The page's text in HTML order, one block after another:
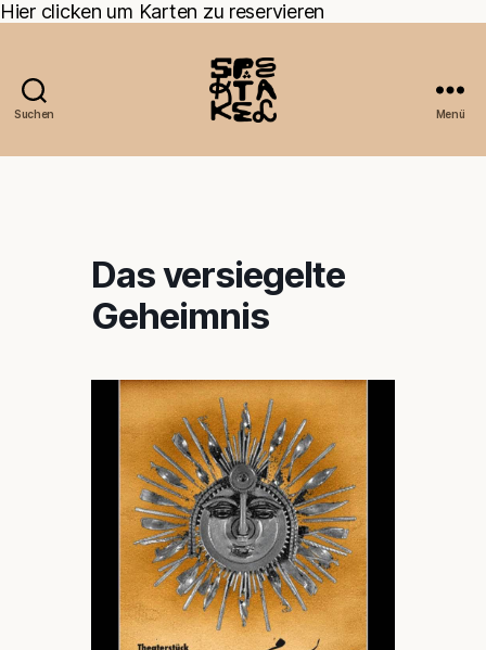
Hier clicken um Karten zu reservieren
Suchen Menü
Das versiegelte
Geheimnis